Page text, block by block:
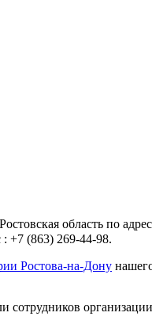
область по
+7 (863) 269-44-98.
Ростова-на-Дону
сотрудников